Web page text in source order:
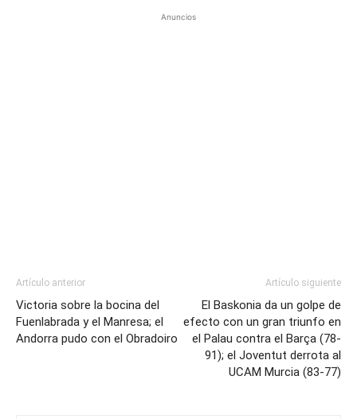
Anuncios
Artículo anterior
Victoria sobre la bocina del
Fuenlabrada y el Manresa; el
Andorra pudo con el Obradoiro
Artículo siguiente
El Baskonia da un golpe de
efecto con un gran triunfo en
el Palau contra el Barça (78-
91); el Joventut derrota al
UCAM Murcia (83-77)